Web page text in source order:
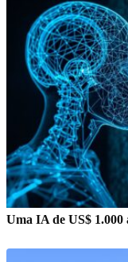
Uma IA de US$ 1.000